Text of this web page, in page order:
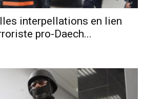
interpellations en lien
pro-Daech...